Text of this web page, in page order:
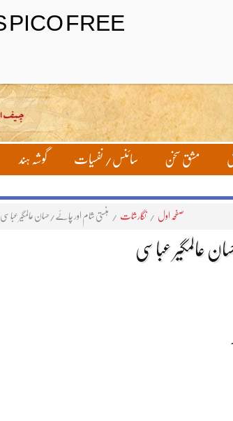
مشق سخن سائنس/ نفسیات گوشہ ہند
صفحہ اول / نگارشات / ہنستی شام اور چائے/حسان عالمگیر عباسی
عالمگیر عباسی